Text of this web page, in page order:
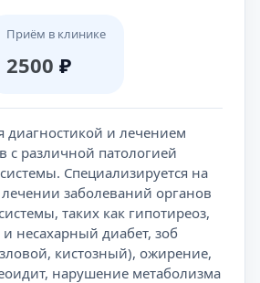
Приём в клинике
2500 ₽
диагностикой и лечением
с различной патологией
Специализируется на
заболеваний органов
таких как гипотиреоз,
несахарный диабет, зоб
кистозный), ожирение,
нарушение метаболизма